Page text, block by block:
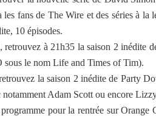
fans de The Wire et des séries à la
10 épisodes.
à 21h35 la saison 2 inédite
le nom Life and Times of Tim).
la saison 2 inédite de Party
Adam Scott ou encore
pour la rentrée sur Orange